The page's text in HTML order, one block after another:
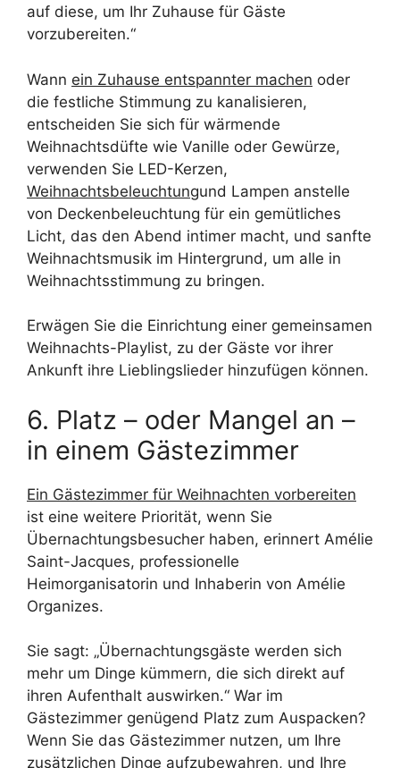
auf diese, um Ihr Zuhause für Gäste
vorzubereiten.“
Wann ein Zuhause entspannter machen oder
die festliche Stimmung zu kanalisieren,
entscheiden Sie sich für wärmende
Weihnachtsdüfte wie Vanille oder Gewürze,
verwenden Sie LED-Kerzen,
Weihnachtsbeleuchtungund Lampen anstelle
von Deckenbeleuchtung für ein gemütliches
Licht, das den Abend intimer macht, und sanfte
Weihnachtsmusik im Hintergrund, um alle in
Weihnachtsstimmung zu bringen.
Erwägen Sie die Einrichtung einer gemeinsamen
Weihnachts-Playlist, zu der Gäste vor ihrer
Ankunft ihre Lieblingslieder hinzufügen können.
6. Platz – oder Mangel an –
in einem Gästezimmer
Ein Gästezimmer für Weihnachten vorbereiten
ist eine weitere Priorität, wenn Sie
Übernachtungsbesucher haben, erinnert Amélie
Saint-Jacques, professionelle
Heimorganisatorin und Inhaberin von Amélie
Organizes.
Sie sagt: „Übernachtungsgäste werden sich
mehr um Dinge kümmern, die sich direkt auf
ihren Aufenthalt auswirken.“ War im
Gästezimmer genügend Platz zum Auspacken?
Wenn Sie das Gästezimmer nutzen, um Ihre
zusätzlichen Dinge aufzubewahren, und Ihre